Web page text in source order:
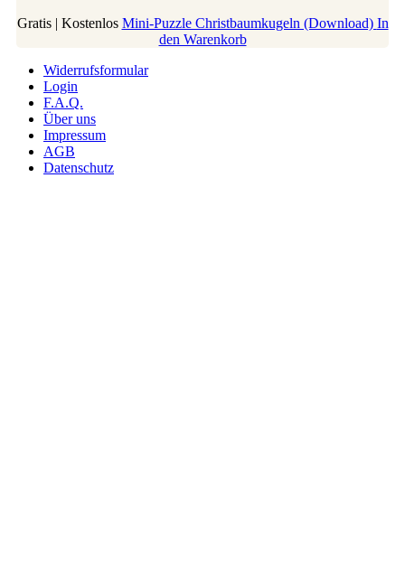
Gratis | Kostenlos Mini-Puzzle Christbaumkugeln (Download) In
den Warenkorb
Widerrufsformular
Login
F.A.Q.
Über uns
Impressum
AGB
Datenschutz